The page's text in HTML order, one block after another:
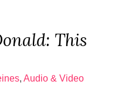
This
, Audio & Video